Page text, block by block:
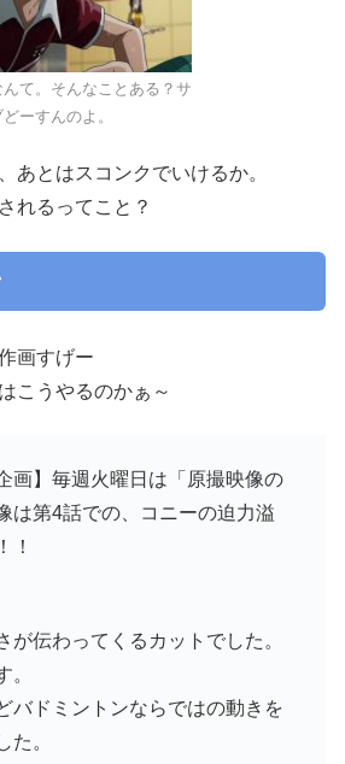
て。そんなことある？サ
ーすんのよ。
あとはスコンクでいけるか。
れるってこと？
画すげー
こうやるのかぁ～
画】毎週火曜日は「原撮映像の
は第4話での、コニーの迫力溢
！
が伝わってくるカットでした。
。
バドミントンならではの動きを
た。